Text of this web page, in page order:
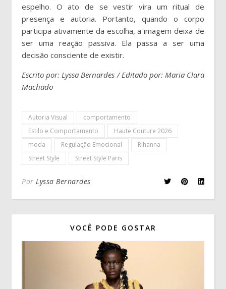
espelho. O ato de se vestir vira um ritual de
presença e autoria. Portanto, quando o corpo
participa ativamente da escolha, a imagem deixa de
ser uma reação passiva. Ela passa a ser uma
decisão consciente de existir.
Escrito por: Lyssa Bernardes / Editado por: Maria Clara
Machado
Autoria Visual
comportamento
Estilo e Comportamento
Haute Couture 2026
moda
Regulação Emocional
Rihanna
Street Style
Street Style Paris
Por Lyssa Bernardes
VOCÊ PODE GOSTAR